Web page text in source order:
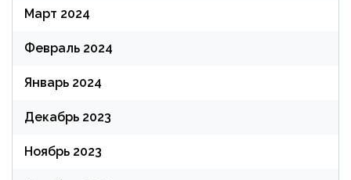
Март 2024
Февраль 2024
Январь 2024
Декабрь 2023
Ноябрь 2023